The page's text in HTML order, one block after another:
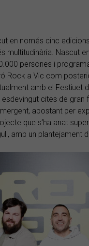
en només cinc
multitudinària. Nascut
persones i
Rock a Vic com
amb el Festiuet
esdevingut cites de
apostant per
que s’ha anat
amb un plantejament